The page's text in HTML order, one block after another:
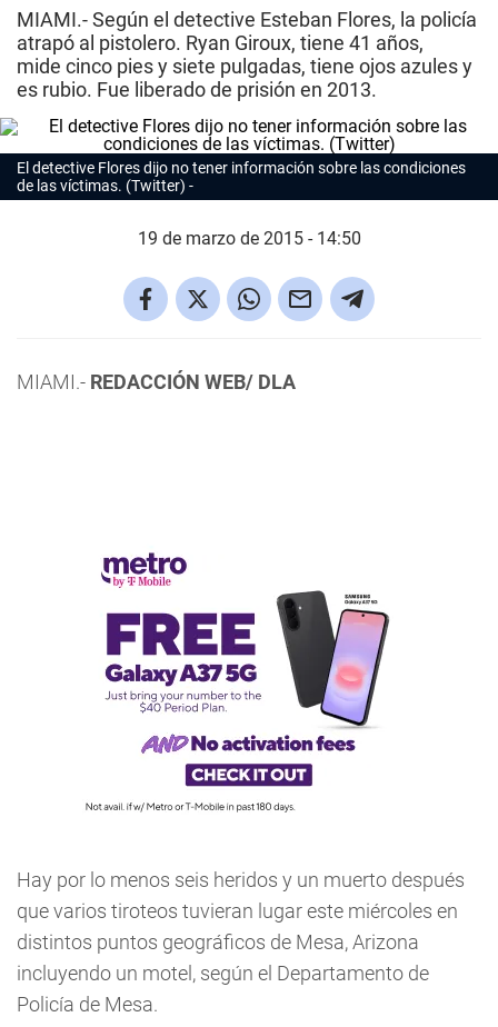
MIAMI.- Según el detective Esteban Flores, la policía
atrapó al pistolero. Ryan Giroux, tiene 41 años,
mide cinco pies y siete pulgadas, tiene ojos azules y
es rubio. Fue liberado de prisión en 2013.
El detective Flores dijo no tener información sobre las condiciones
de las víctimas. (Twitter)
19 de marzo de 2015 - 14:50
MIAMI.- REDACCIÓN WEB/ DLA
Hay por lo menos seis heridos y un muerto después
que varios tiroteos tuvieran lugar este miércoles en
distintos puntos geográficos de Mesa, Arizona
incluyendo un motel, según el Departamento de
Policía de Mesa.